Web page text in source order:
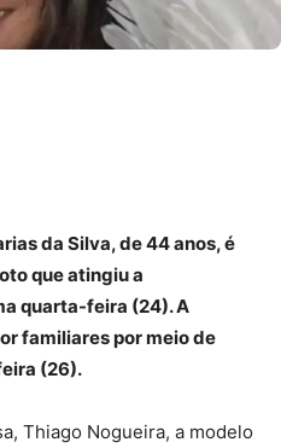
da Silva, de 44 anos, é
que atingiu a
quarta-feira (24). A
familiares por meio de
(26).
Thiago Nogueira, a modelo